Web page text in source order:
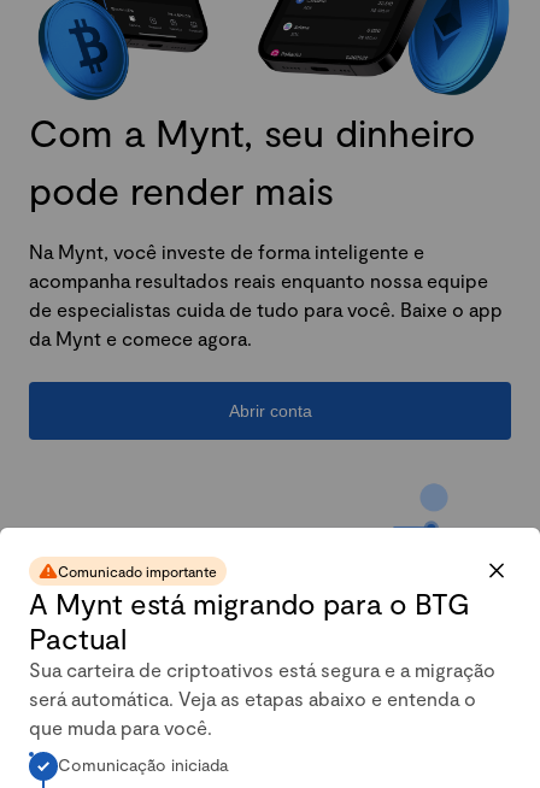
Com a Mynt, seu dinheiro
pode render mais
Na Mynt, você investe de forma inteligente e
acompanha resultados reais enquanto nossa equipe
de especialistas cuida de tudo para você. Baixe o app
da Mynt e comece agora.
Abrir conta
A carteira conservadora da
Comunicado importante
A Mynt está migrando para o BTG
Pactual
Sua carteira de criptoativos está segura e a migração
será automática. Veja as etapas abaixo e entenda o
que muda para você.
Comunicação iniciada